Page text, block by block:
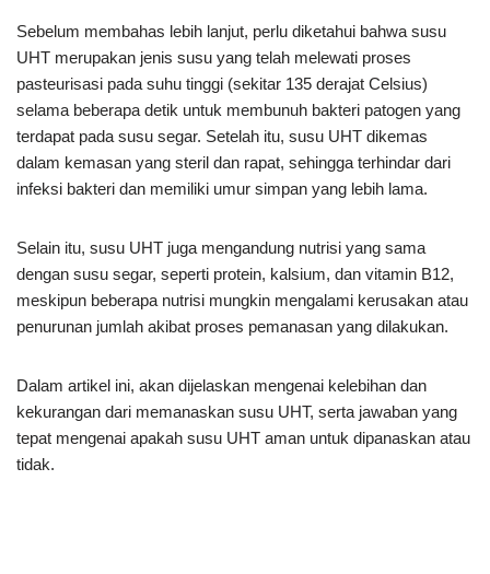
Sebelum membahas lebih lanjut, perlu diketahui bahwa susu
UHT merupakan jenis susu yang telah melewati proses
pasteurisasi pada suhu tinggi (sekitar 135 derajat Celsius)
selama beberapa detik untuk membunuh bakteri patogen yang
terdapat pada susu segar. Setelah itu, susu UHT dikemas
dalam kemasan yang steril dan rapat, sehingga terhindar dari
infeksi bakteri dan memiliki umur simpan yang lebih lama.
Selain itu, susu UHT juga mengandung nutrisi yang sama
dengan susu segar, seperti protein, kalsium, dan vitamin B12,
meskipun beberapa nutrisi mungkin mengalami kerusakan atau
penurunan jumlah akibat proses pemanasan yang dilakukan.
Dalam artikel ini, akan dijelaskan mengenai kelebihan dan
kekurangan dari memanaskan susu UHT, serta jawaban yang
tepat mengenai apakah susu UHT aman untuk dipanaskan atau
tidak.